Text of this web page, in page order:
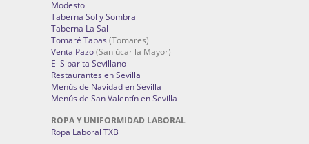
La Flor del Tanque
Manolo Mayo(Los Palacios)
Mayo Sevilla
Modesto
Taberna Sol y Sombra
Taberna La Sal
Tomaré Tapas(Tomares)
Venta Pazo(Sanlúcar la Mayor)
El Sibarita Sevillano
Menús de Navidad en Sevilla
Menús de San Valentín en Sevilla